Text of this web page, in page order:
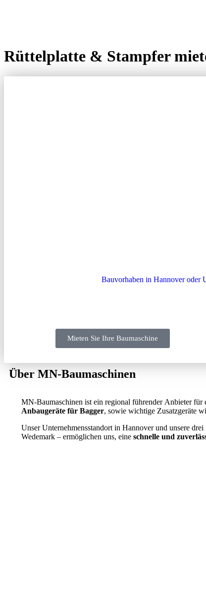
Rüttelplatte & Stampfer
Bauvorhaben in Hannover oder
Mieten Sie Ihre Baumaschine
Über MN-Baumaschinen
MN-Baumaschinen ist ein regional führender Anbieter
Anbaugeräte für Bagger, sowie wichtige Zusatzgeräte
Unser Unternehmensstandort in Hannover und unsere
Wedemark – ermöglichen uns, eine schnelle und